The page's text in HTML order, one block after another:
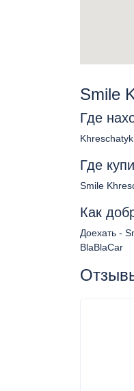
Smile
Где
Где
Smile
Как
Доехать -
BlaBlaCar